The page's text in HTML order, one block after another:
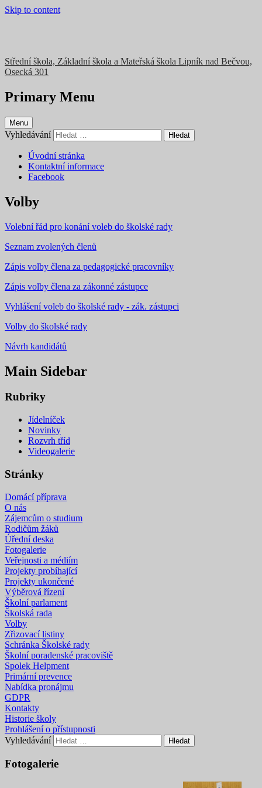
Skip to content
Střední škola, Základní škola a Mateřská škola Lipník nad Bečvou,
Osecká 301
Primary Menu
Menu
Vyhledávání
Úvodní stránka
Kontaktní informace
Facebook
Volby
Volební řád pro konání voleb do školské rady
Seznam zvolených členů
Zápis volby člena za pedagogické pracovníky
Zápis volby člena za zákonné zástupce
Vyhlášení voleb do školské rady - zák. zástupci
Volby do školské rady
Návrh kandidátů
Main Sidebar
Rubriky
Jídelníček
Novinky
Rozvrh tříd
Videogalerie
Stránky
Domácí příprava
O nás
Zájemcům o studium
Rodičům žáků
Úřední deska
Fotogalerie
Veřejnosti a médiím
Projekty probíhající
Projekty ukončené
Výběrová řízení
Školní parlament
Školská rada
Volby
Zřizovací listiny
Schránka Školské rady
Školní poradenské pracoviště
Spolek Helpment
Primární prevence
Nabídka pronájmu
GDPR
Kontakty
Historie školy
Prohlášení o přístupnosti
Vyhledávání
Fotogalerie